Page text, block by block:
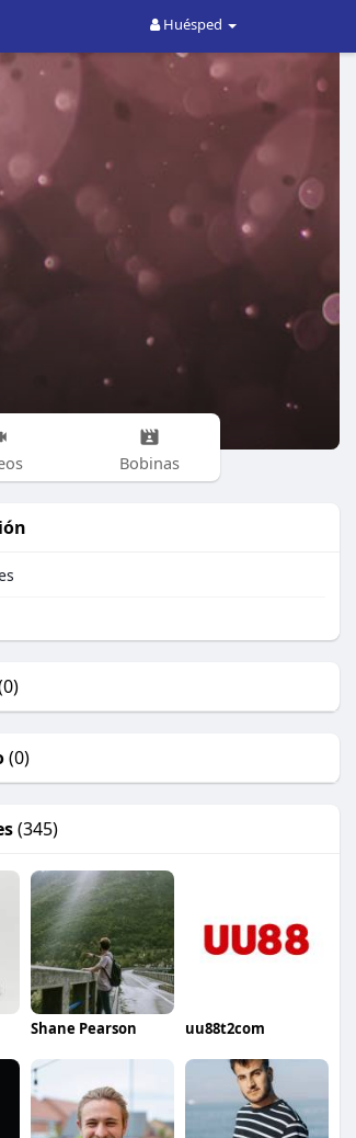
Huésped
Bobinas
(0)
(345)
Shane Pearson uu88t2com